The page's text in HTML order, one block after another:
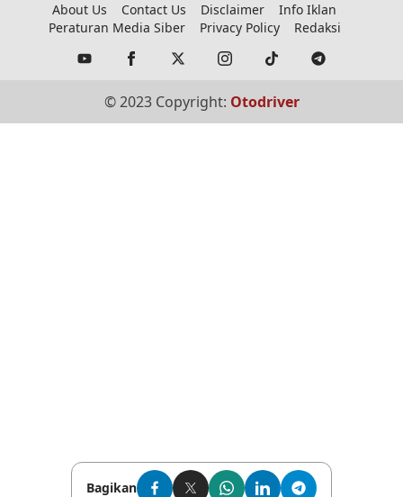
Bagikan
About Us Contact Us Disclaimer
Info Iklan
Peraturan Media Siber
Privacy Policy Redaksi
© 2023 Copyright: Otodriver